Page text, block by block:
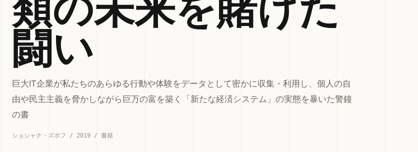
闘い
巨大IT企業が私たちのあらゆる行動や体験をデータとして密かに収集・利用し、個人の自
由や民主主義を脅かしながら巨万の富を築く「新たな経済システム」の実態を暴いた警鐘
の書
ショシャナ・ズボフ / 2019 / 書籍